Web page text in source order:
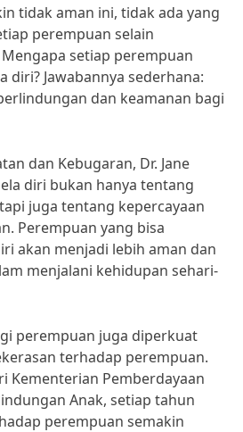
tidak aman ini, tidak ada yang
perempuan selain
setiap perempuan
diri? Jawabannya sederhana:
dan keamanan bagi
dan Kebugaran, Dr. Jane
diri bukan hanya tentang
juga tentang kepercayaan
Perempuan yang bisa
akan menjadi lebih aman dan
menjalani kehidupan sehari-
perempuan juga diperkuat
terhadap perempuan.
Kementerian Pemberdayaan
Anak, setiap tahun
perempuan semakin